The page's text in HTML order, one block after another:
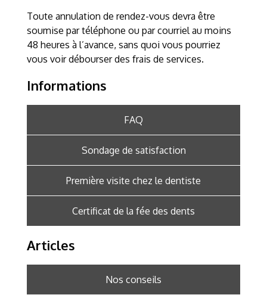
Toute annulation de rendez-vous devra être
soumise par téléphone ou par courriel au moins
48 heures à l’avance, sans quoi vous pourriez
vous voir débourser des frais de services.
Informations
FAQ
Sondage de satisfaction
Première visite chez le dentiste
Certificat de la fée des dents
Articles
Nos conseils